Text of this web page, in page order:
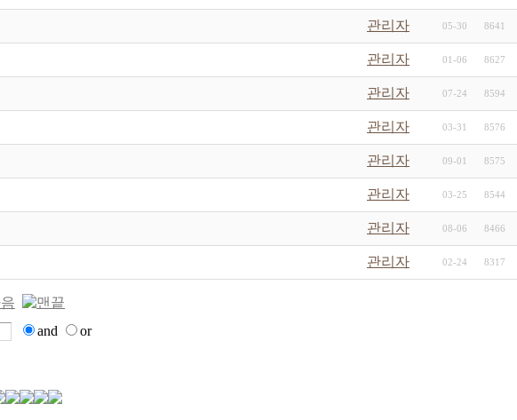
관리자 05-30 8641
관리자 01-06 8627
관리자 07-24 8594
관리자 03-31 8576
관리자 09-01 8575
관리자 03-25 8544
관리자 08-06 8466
관리자 02-24 8317
and
or